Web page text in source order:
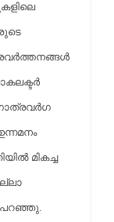
മികച്ച
പറഞ്ഞു.